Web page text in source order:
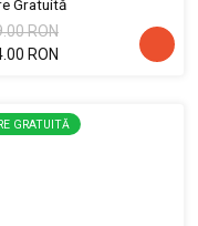
Gratuită
RON
RON
GRATUITĂ